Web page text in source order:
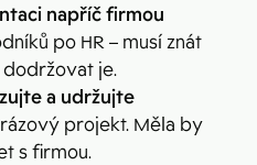
napříč firmou
po HR – musí znát
je.
a udržujte
projekt. Měla by
s firmou.